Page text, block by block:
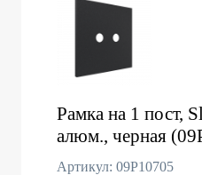
Рамка на 1 пост,
алюм., черная
Артикул: 09P10705